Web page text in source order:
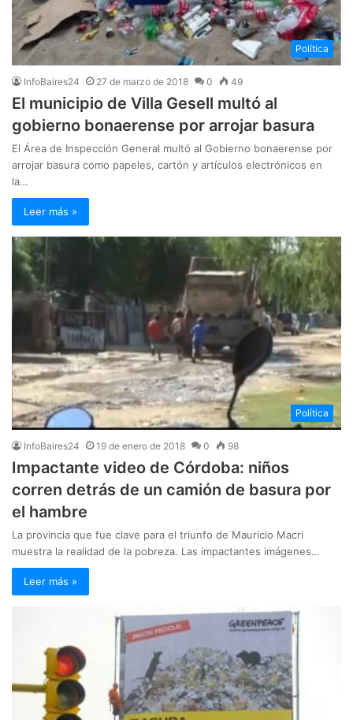
Política
InfoBaires24 27 de marzo de 2018 0 49
El municipio de Villa Gesell multó al
gobierno bonaerense por arrojar basura
El Área de Inspección General multó al Gobierno bonaerense por
arrojar basura como papeles, cartón y artículos electrónicos en
la…
Leer más »
Política
InfoBaires24 19 de enero de 2018 0 98
Impactante video de Córdoba: niños
corren detrás de un camión de basura por
el hambre
La provincia que fue clave para el triunfo de Mauricio Macri
muestra la realidad de la pobreza. Las impactantes imágenes…
Leer más »